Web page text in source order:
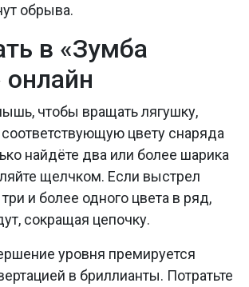
обрыва.
в «Зумба
чтобы вращать лягушку,
цвету снаряда
найдёте два или более шарика
щелчком. Если выстрел
и более одного цвета в ряд,
сокращая цепочку.
уровня премируется
в бриллианты. Потратьте